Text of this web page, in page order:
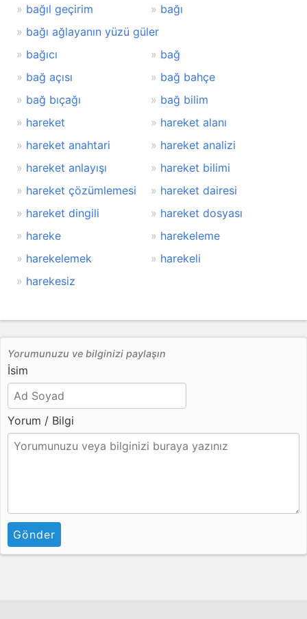
bağıl geçirim
bağı
bağı ağlayanın yüzü güler
bağıcı
bağ
bağ açısı
bağ bahçe
bağ bıçağı
bağ bilim
hareket
hareket alanı
hareket anahtari
hareket analizi
hareket anlayışı
hareket bilimi
hareket çözümlemesi
hareket dairesi
hareket dingili
hareket dosyası
hareke
harekeleme
harekelemek
harekeli
harekesiz
Yorumunuzu ve bilginizi paylaşın
İsim
Yorum / Bilgi
Gönder